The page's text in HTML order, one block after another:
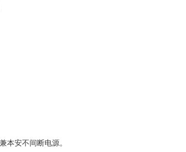
本安不间断电源。